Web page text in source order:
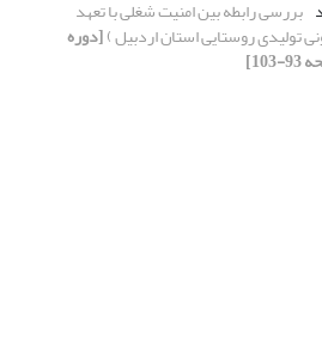
بررسی رابطه بین امنیت شغلی با تعهد
تولیدی روستایی استان اردبیل )[دوره